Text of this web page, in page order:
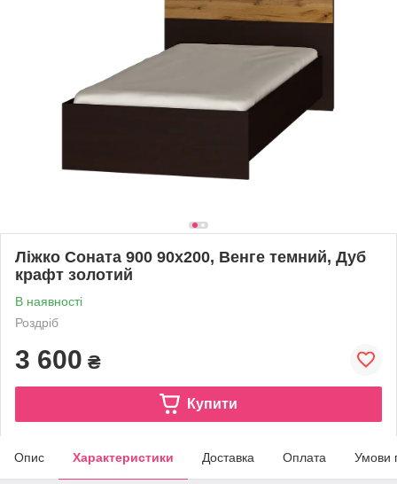
Ліжко Соната 900 90х200, Венге темний, Дуб
крафт золотий
В наявності
Роздріб
3 600 ₴
Купити
Опис Характеристики Доставка Оплата Умови